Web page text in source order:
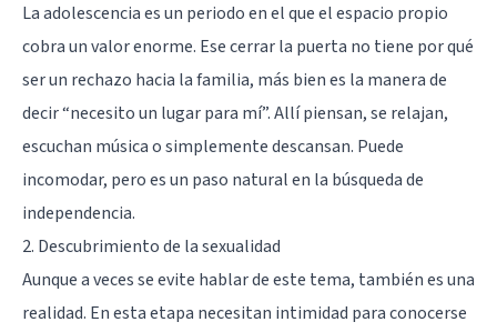
La adolescencia es un periodo en el que el espacio propio
cobra un valor enorme. Ese cerrar la puerta no tiene por qué
ser un rechazo hacia la familia, más bien es la manera de
decir “necesito un lugar para mí”. Allí piensan, se relajan,
escuchan música o simplemente descansan. Puede
incomodar, pero es un paso natural en la búsqueda de
independencia.
2. Descubrimiento de la sexualidad
Aunque a veces se evite hablar de este tema, también es una
realidad. En esta etapa necesitan intimidad para conocerse